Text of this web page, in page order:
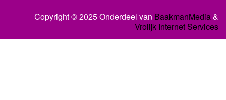
Copyright © 2025 Onderdeel van BaakmanMedia&
Vrolijk Internet Services